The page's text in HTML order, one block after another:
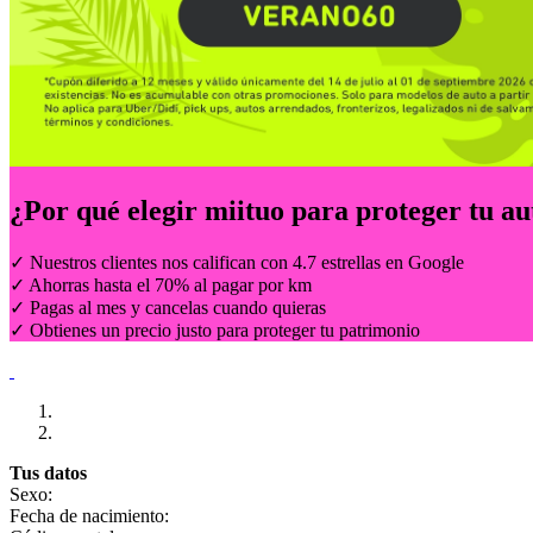
¿Por qué elegir miituo para proteger tu
✓ Nuestros clientes nos califican con 4.7 estrellas en Google
✓ Ahorras hasta el 70% al pagar por km
✓ Pagas al mes y cancelas cuando quieras
✓ Obtienes un precio justo para proteger tu patrimonio
Tus datos
Sexo:
Fecha de nacimiento: